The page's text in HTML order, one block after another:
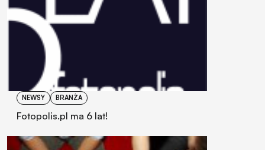
NEWSY BRANŻA
Fotopolis.pl ma 6 lat!